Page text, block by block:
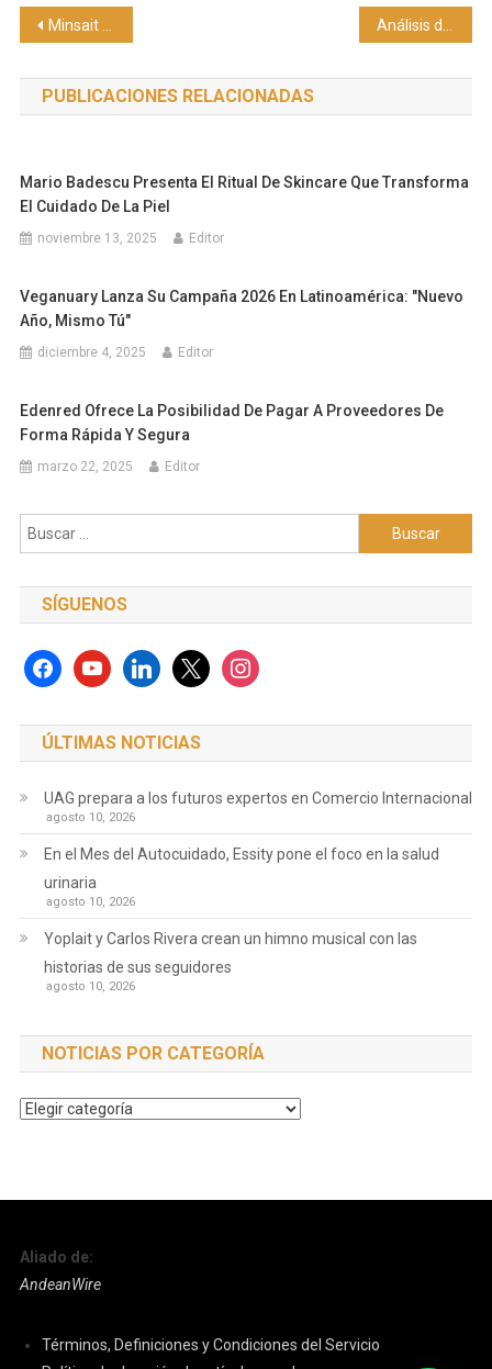
Navegación
de
entradas
Minsait y la INA se unen para fortalecer la ciberseguridad en la Industria Automotriz mexicana
PUBLICACIONES RELACIONADAS
Mario Badescu Presenta El Ritual De Skincare Que Transforma
El Cuidado De La Piel
noviembre 13, 2025 Editor
Veganuary Lanza Su Campaña 2026 En Latinoamérica: "Nuevo
Año, Mismo Tú"
diciembre 4, 2025 Editor
Edenred Ofrece La Posibilidad De Pagar A Proveedores De
Forma Rápida Y Segura
marzo 22, 2025 Editor
Buscar:
SÍGUENOS
facebookyoutubelinkedinx instagram
ÚLTIMAS NOTICIAS
UAG prepara a los futuros expertos en Comercio Internacional
agosto 10, 2026
En el Mes del Autocuidado, Essity pone el foco en la salud
urinaria
agosto 10, 2026
Yoplait y Carlos Rivera crean un himno musical con las
historias de sus seguidores
agosto 10, 2026
NOTICIAS POR CATEGORÍA
Noticias
Aliado de:
AndeanWire
Términos, Definiciones y Condiciones del Servicio